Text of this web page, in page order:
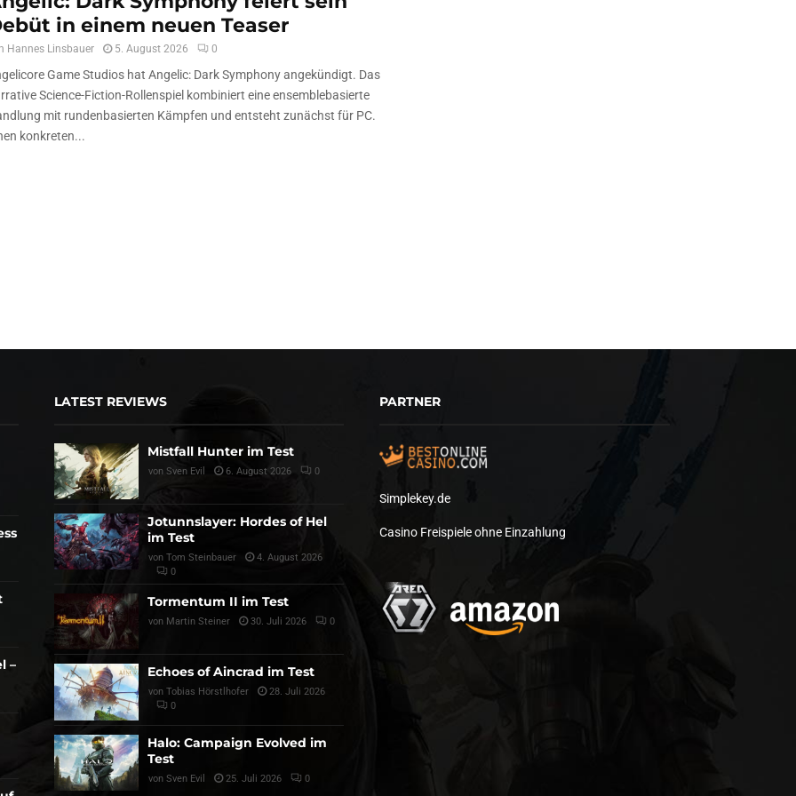
in einem neuen Teaser
Hannes Linsbauer 5. August 2026 0
Game Studios hat Angelic: Dark Symphony angekündigt. Das
Science-Fiction-Rollenspiel kombiniert eine ensemblebasierte
mit rundenbasierten Kämpfen und entsteht zunächst für PC.
konkreten...
–
LATEST REVIEWS
Mistfall Hunter im Test
von Sven Evil 6. August 2026 0
Jotunnslayer: Hordes of Hel
im Test
von Tom Steinbauer
4. August 2026
0
Tormentum II im Test
von Martin Steiner 30. Juli 2026 0
Echoes of Aincrad im Test
von Tobias Hörstlhofer
28. Juli 2026
0
Halo: Campaign Evolved im
Test
von Sven Evil 25. Juli 2026 0
PARTNER
Simplekey.de
Casino Freispiele ohne Einzahlung